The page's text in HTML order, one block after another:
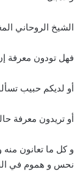
الشيخ الروحاني
فهل تودون معرفة
أو لديكم حبيب
أو تريدون معرفة
و كل ما تعانون
نحس و هموم في